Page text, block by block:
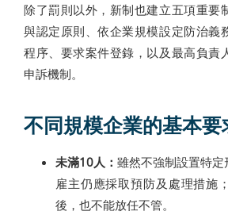
除了罰則以外，新制也建立五項重要
與認定原則、依企業規模設定防治義
程序、要求案件登錄，以及最高負責
申訴機制。
不同規模企業的基本要
未滿10人： 雖然不強制設置特
雇主仍應採取預防及處理措施
後，也不能放任不管。